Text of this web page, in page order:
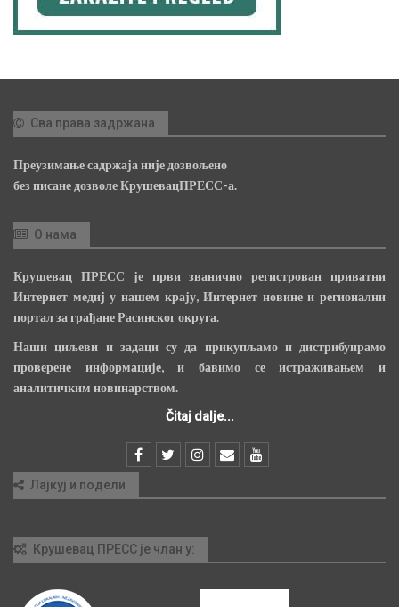
Сва права задржана
Преузимање садржаја није дозвољено
без писане дозволе КрушевацПРЕСС-а.
О нама
Крушевац ПРЕСС је први званично регистрован приватни
Интернет медиј у нашем крају, Интернет новине и регионални
портал за грађане Расинског округа.
Наши циљеви и задаци су да прикупљамо и дистрибуирамо
проверене информације, и бавимо се истраживањем и
аналитичким новинарством.
Čitaj dalje...
Лајкуј и подели
Крушевац ПРЕСС је члан у: